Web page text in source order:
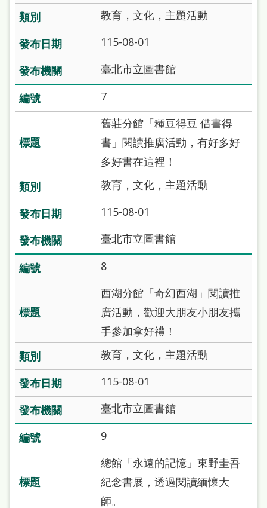
站
資
料
開
放
宣
著
權
侵
權
處
理
辦
絡
我
們
教育，文化，主題活動
115-08-01
臺北市立圖書館
7
舊莊分館「種豆得豆 借書得
書」閱讀推廣活動，有好多好
多好書在這裡！
教育，文化，主題活動
115-08-01
臺北市立圖書館
8
西湖分館「奇幻西湖」閱讀推
廣活動，歡迎大朋友小朋友攜
手參加拿好禮！
教育，文化，主題活動
115-08-01
臺北市立圖書館
9
總館「永遠的記憶」東野圭吾
紀念書展，透過閱讀緬懷大
師。